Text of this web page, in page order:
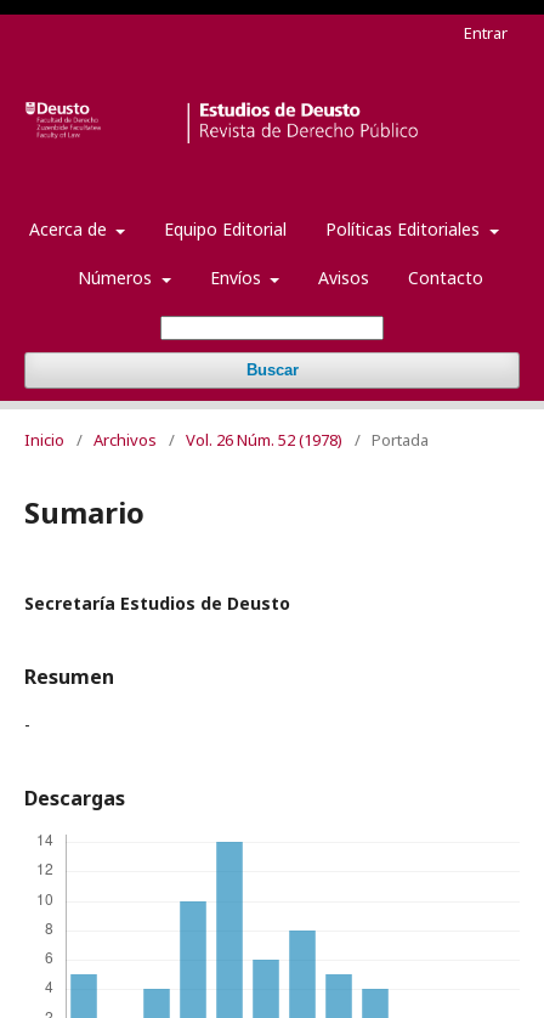
Acerca de Equipo Editorial Políticas Editoriales
Números Envíos Avisos Contacto
Buscar
Entrar
Inicio / Archivos / Vol. 26 Núm. 52 (1978) / Portada
Sumario
Secretaría Estudios de Deusto
Resumen
-
Descargas